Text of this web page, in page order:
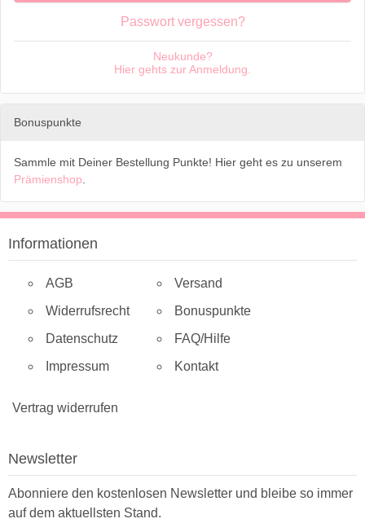
Passwort vergessen?
Neukunde?
Hier gehts zur Anmeldung.
Bonuspunkte
Sammle mit Deiner Bestellung Punkte! Hier geht es zu unserem
Prämienshop
Informationen
AGB
Widerrufsrecht
Datenschutz
Impressum
Versand
Bonuspunkte
FAQ/Hilfe
Kontakt
Vertrag widerrufen
Newsletter
Abonniere den kostenlosen Newsletter und bleibe so immer
auf dem aktuellsten Stand.